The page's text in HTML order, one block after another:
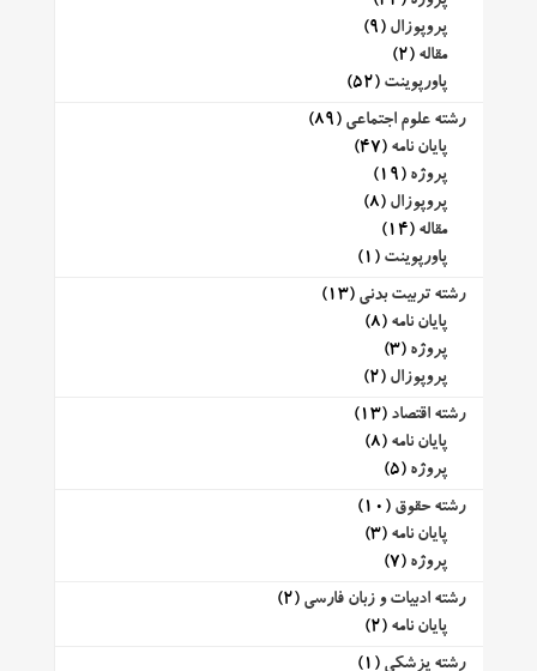
پروپوزال (9)
مقاله (2)
پاورپوینت (52)
رشته علوم اجتماعی (89)
پایان نامه (47)
پروژه (19)
پروپوزال (8)
مقاله (14)
پاورپوینت (1)
رشته تربیت بدنی (13)
پایان نامه (8)
پروژه (3)
پروپوزال (2)
رشته اقتصاد (13)
پایان نامه (8)
پروژه (5)
رشته حقوق (10)
پایان نامه (3)
پروژه (7)
رشته ادبیات و زبان فارسی (2)
پایان نامه (2)
رشته پزشکی (1)